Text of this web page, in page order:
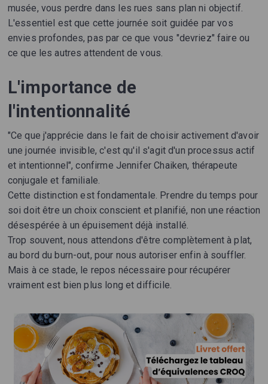
musée, vous perdre dans les rues sans plan ni objectif.
L'essentiel est que cette journée soit guidée par vos
envies profondes, pas par ce que vous "devriez" faire ou
ce que les autres attendent de vous.
L'importance de
l'intentionnalité
"Ce que j'apprécie dans le fait de choisir activement d'avoir
une journée invisible, c'est qu'il s'agit d'un processus actif
et intentionnel", confirme Jennifer Chaiken, thérapeute
conjugale et familiale.
Cette distinction est fondamentale. Prendre du temps pour
soi doit être un choix conscient et planifié, non une réaction
désespérée à un épuisement déjà installé.
Trop souvent, nous attendons d'être complètement à plat,
au bord du burn-out, pour nous autoriser enfin à souffler.
Mais à ce stade, le repos nécessaire pour récupérer
vraiment est bien plus long et difficile.